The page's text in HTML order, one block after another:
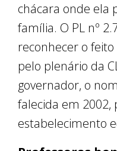
chácara onde ela
família. O PL nº
reconhecer o feito
pelo plenário da
governador, o
falecida em 2002,
estabelecimento